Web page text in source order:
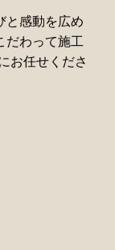
と感動を広め
だわって施工
お任せくださ